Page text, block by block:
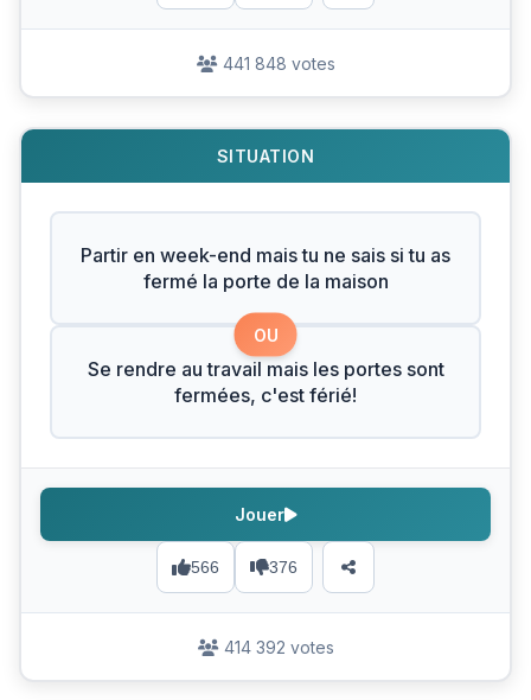
441 848 votes
SITUATION
Partir en week-end mais tu ne sais si tu as
fermé la porte de la maison
OU
Se rendre au travail mais les portes sont
fermées, c'est férié!
566 376
Jouer
414 392 votes